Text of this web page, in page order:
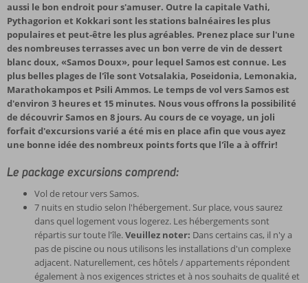
aussi le bon endroit pour s'amuser. Outre la capitale Vathi,
Pythagorion et Kokkari sont les stations balnéaires les plus
populaires et peut-être les plus agréables. Prenez place sur l'une
des nombreuses terrasses avec un bon verre de vin de dessert
blanc doux, «Samos Doux», pour lequel Samos est connue. Les
plus belles plages de l'île sont Votsalakia, Poseidonia, Lemonakia,
Marathokampos et Psili Ammos. Le temps de vol vers Samos est
d'environ 3 heures et 15 minutes. Nous vous offrons la possibilité
de découvrir Samos en 8 jours. Au cours de ce voyage, un joli
forfait d'excursions varié a été mis en place afin que vous ayez
une bonne idée des nombreux points forts que l'île a à offrir!
Le package excursions comprend:
Vol de retour vers Samos.
7 nuits en studio selon l'hébergement. Sur place, vous saurez
dans quel logement vous logerez. Les hébergements sont
répartis sur toute l'île.Veuillez noter: Dans certains cas, il n'y a
pas de piscine ou nous utilisons les installations d'un complexe
adjacent. Naturellement, ces hôtels / appartements répondent
également à nos exigences strictes et à nos souhaits de qualité et